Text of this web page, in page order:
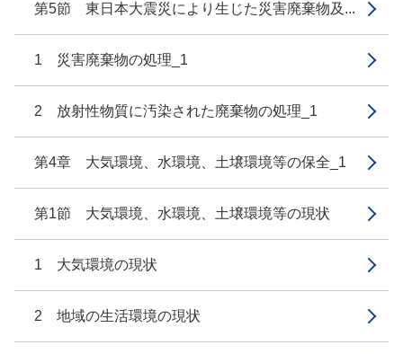
第5節 東日本大震災により生じた災害廃棄物及...
1 災害廃棄物の処理_1
2 放射性物質に汚染された廃棄物の処理_1
第4章 大気環境、水環境、土壌環境等の保全_1
第1節 大気環境、水環境、土壌環境等の現状
1 大気環境の現状
2 地域の生活環境の現状